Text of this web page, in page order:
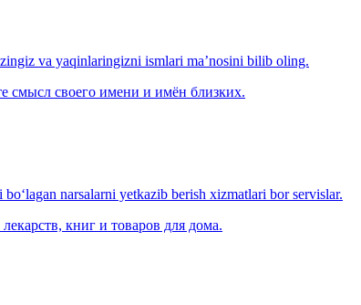
va yaqinlaringizni ismlari ma’nosini bilib oling.
смысл своего имени и имён близких.
narsalarni yetkazib berish xizmatlari bor servislar.
книг и товаров для дома.